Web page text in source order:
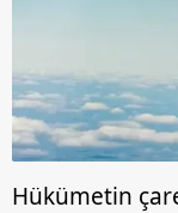
toplumu
kullanılmaktadır.
kılınması ve
reklam/pazarlama
sınırlı olarak
Çerezlere ilişkin
Hükümetin